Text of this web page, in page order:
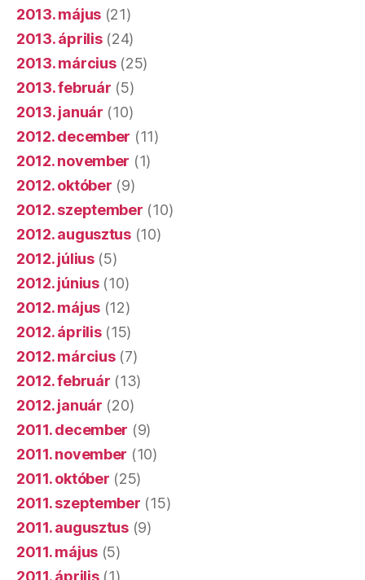
2013. május (21)
2013. április(24)
2013. március(25)
2013. február (5)
2013. január (10)
2012. december (11)
2012. november (1)
2012. október (9)
2012. szeptember (10)
2012. augusztus(10)
2012. július(5)
2012. június(10)
2012. május (12)
2012. április(15)
2012. március(7)
2012. február (13)
2012. január (20)
2011. december (9)
2011. november (10)
2011. október (25)
2011. szeptember (15)
2011. augusztus(9)
2011. május (5)
2011. április(1)